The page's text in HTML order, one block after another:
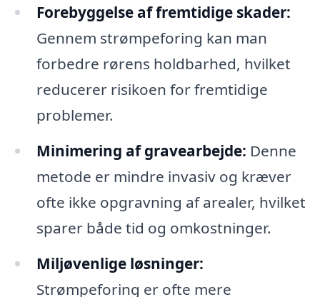
Forebyggelse af fremtidige skader:
Gennem strømpeforing kan man
forbedre rørens holdbarhed, hvilket
reducerer risikoen for fremtidige
problemer.
Minimering af gravearbejde: Denne
metode er mindre invasiv og kræver
ofte ikke opgravning af arealer, hvilket
sparer både tid og omkostninger.
Miljøvenlige løsninger:
Strømpeforing er ofte mere